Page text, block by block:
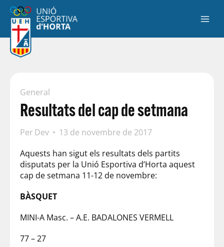
General
Resultats del cap de setmana
Per Dev
13 de novembre de 2017
Aquests han sigut els resultats dels partits
disputats per la Unió Esportiva d’Horta aquest
cap de setmana 11-12 de novembre:
BÀSQUET
MINI-A Masc. – A.E. BADALONES VERMELL
77 – 27